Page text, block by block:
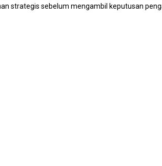
strategis sebelum mengambil keputusan